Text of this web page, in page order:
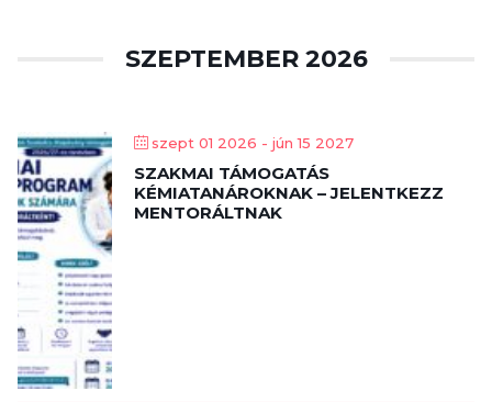
SZEPTEMBER 2026
szept 01 2026 - jún 15 2027
SZAKMAI TÁMOGATÁS
KÉMIATANÁROKNAK – JELENTKEZZ
MENTORÁLTNAK